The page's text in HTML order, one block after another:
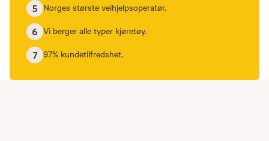
5 Norges største veihjelpsoperatør.
6 Vi berger alle typer kjøretøy.
7 97% kundetilfredshet.